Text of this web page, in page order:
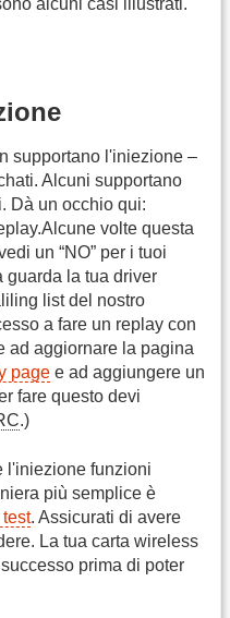
supportano l'iniezione –
Alcuni supportano
Dà un occhio qui:
volte questa
un “NO” per i tuoi
guarda la tua driver
list del nostro
a fare un replay con
ad aggiornare la pagina
page e ad aggiungere un
fare questo devi
.)
l'iniezione funzioni
più semplice è
. Assicurati di avere
La tua carta wireless
prima di poter